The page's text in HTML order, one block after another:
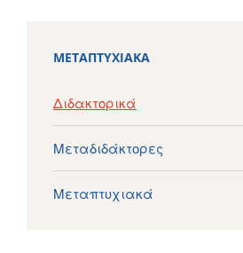
ΜΕΤΑΠΤΥΧΙΑΚΆ
Διδακτορικά
Μεταδιδάκτορες
Μεταπτυχιακά